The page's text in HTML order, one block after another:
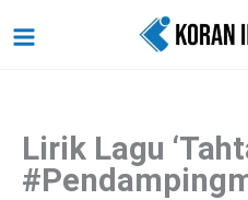
ke
Lirik Lagu
a